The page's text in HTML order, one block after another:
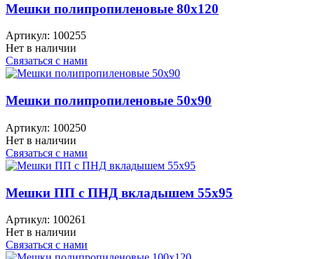
Мешки полипропиленовые 80x120
Артикул: 100255
Нет в наличии
Связаться с нами
Мешки полипропиленовые 50x90
Артикул: 100250
Нет в наличии
Связаться с нами
Мешки ПП с ПНД вкладышем 55x95
Артикул: 100261
Нет в наличии
Связаться с нами